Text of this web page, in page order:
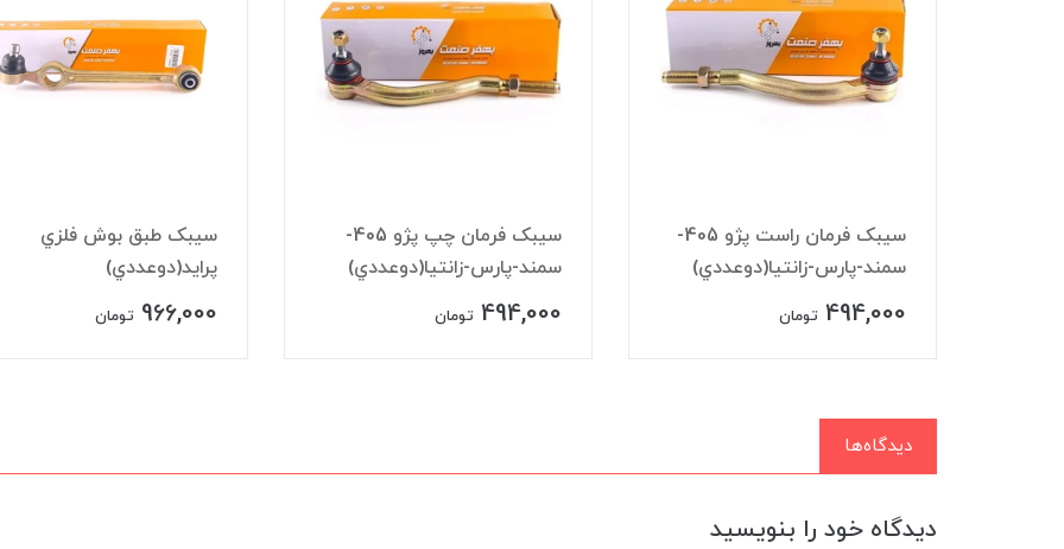
سيبک فرمان راست پژو 405-
سمند-پارس-زانتيا(دوعددي)
494,000 تومان
سيبک فرمان چپ پژو 405-
سمند-پارس-زانتيا(دوعددي)
494,000 تومان
سيبک طبق بوش فلزي
پرايد(دوعددي)
966,000 تومان
دیدگاه‌ها
دیدگاه خود را بنویسید